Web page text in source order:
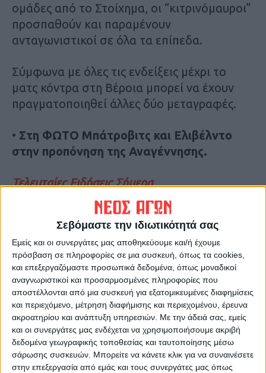
Σεβόμαστε την ιδιωτικότητά σας
Εμείς και οι συνεργάτες μας αποθηκεύουμε και/ή έχουμε
πρόσβαση σε πληροφορίες σε μια συσκευή, όπως τα cookies,
και επεξεργαζόμαστε προσωπικά δεδομένα, όπως μοναδικοί
αναγνωριστικοί και προσαρμοσμένες πληροφορίες που
αποστέλλονται από μια συσκευή για εξατομικευμένες διαφημίσεις
και περιεχόμενο, μέτρηση διαφήμισης και περιεχομένου, έρευνα
ακροατηρίου και ανάπτυξη υπηρεσιών. Με την άδειά σας, εμείς
και οι συνεργάτες μας ενδέχεται να χρησιμοποιήσουμε ακριβή
δεδομένα γεωγραφικής τοποθεσίας και ταυτοποίησης μέσω
σάρωσης συσκευών. Μπορείτε να κάνετε κλικ για να συναινέσετε
στην επεξεργασία από εμάς και τους συνεργάτες μας όπως
ομάδες από το Στοίχημα, οι “κιτρινόμαυροι”
προσπαθούν και παραμένουν
ανταγωνιστικοί σε όλα τα επίπεδα.
Σύμφωνα με όλες τις ενδείξεις μέχρι το
ματς κόντρα στη Βέροια μπορεί να έχουν
πραγματοποιηθεί άλλες δύο μεταγραφές.
• Στη ΦΩΤΟ Μπάτροβιτς και Ελιβέλντο
στην προπόνηση της Αναγέννησης.
Τελευταίες Ειδήσεις Σήμερα
Ακολούθησε την εφημερίδα ΝΕΟΣ
ΑΓΩΝ στο Google News!
Όλες οι εξελίξεις στην περιοχή της
Καρδίτσας και ευρύτερα της Θεσσαλίας
ΠΡΟΗΓΟΥΜΕΝΟ ΑΡΘΡΟ
Η πρόταση του Αυγενάκη για
την κατανομή των
χρημάτων από το Στοίχημα
ΕΠΟΜΕΝΟ ΑΡΘΡΟ
Κρίσεις στην ΕΛΑΣ:
Διατηρητέος στο βαθμό του
Ταξίαρχου ο Θωμάς
Καρανάσιος